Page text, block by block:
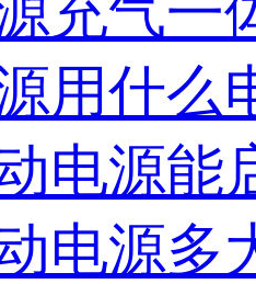
充气一
用什么
电源能
电源多